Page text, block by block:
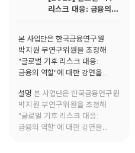
리스크 대응: 금융의
역할
본 사업단은 한국금융연구원
박지원 부연구위원을 초청해
"글로벌 기후 리스크 대응:
금융의 역할"에 대한 강연을
설명 본 사업단은 한국금융연구원
박지원 부연구위원을 초청해
"글로벌 기후 리스크 대응:
금융의 역할"에 대한 강연을